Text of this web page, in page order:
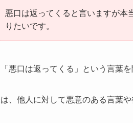
悪口は返ってくると言いますが本
りたいです。
悪口は返ってくる」という言葉
、他人に対して悪意のある言葉